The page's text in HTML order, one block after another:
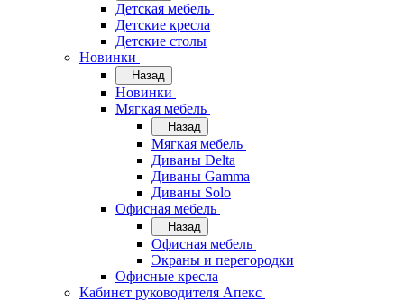
Детская мебель
Детские кресла
Детские столы
Новинки
Назад
Новинки
Мягкая мебель
Назад
Мягкая мебель
Диваны Delta
Диваны Gamma
Диваны Solo
Офисная мебель
Назад
Офисная мебель
Экраны и перегородки
Офисные кресла
Кабинет руководителя Апекс